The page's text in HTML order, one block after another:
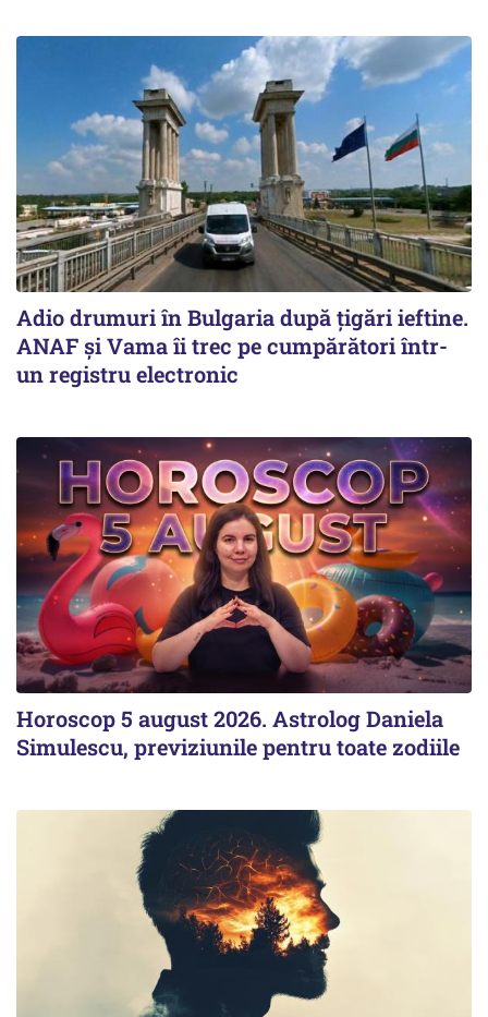
Adio drumuri în Bulgaria după țigări ieftine.
ANAF și Vama îi trec pe cumpărători într-
un registru electronic
Horoscop 5 august 2026. Astrolog Daniela
Simulescu, previziunile pentru toate zodiile